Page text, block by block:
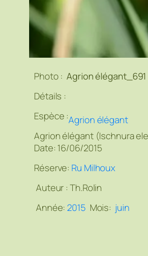
Photo :Agrion élégant_691
Détails :
Espèce :Agrion élégant
Agrion élégant (Ischnura
Date: 16/06/2015
Réserve: Ru Milhoux
Auteur :Th.Rolin
Année: 2015 Mois: juin